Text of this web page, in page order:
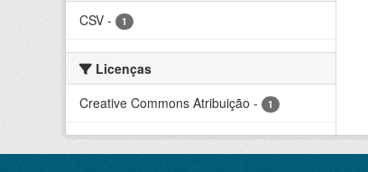
CSV - 1
Licenças
Creative Commons Atribuição - 1